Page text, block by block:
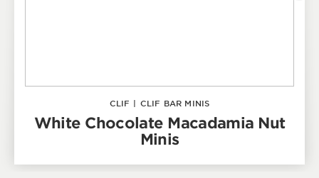
CLIF | CLIF BAR MINIS
White Chocolate Macadamia Nut
Minis